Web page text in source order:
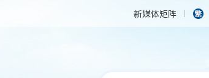
新媒体矩阵